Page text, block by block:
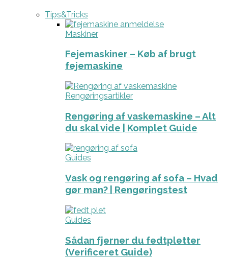
Tips&Tricks
Maskiner
Fejemaskiner – Køb af brugt
fejemaskine
Rengøringsartikler
Rengøring af vaskemaskine – Alt
du skal vide | Komplet Guide
Guides
Vask og rengøring af sofa – Hvad
gør man? | Rengøringstest
Guides
Sådan fjerner du fedtpletter
(Verificeret Guide)